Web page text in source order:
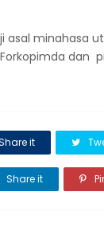
asal minahasa
dan
it
Share it